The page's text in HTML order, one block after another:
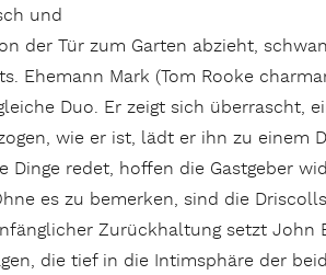
und
der Tür zum Garten abzieht,
Ehemann Mark (Tom Rooke
Duo. Er zeigt sich überrascht,
wie er ist, lädt er ihn zu einem
Dinge redet, hoffen die Gastgeber
es zu bemerken, sind die
Zurückhaltung setzt John
die tief in die Intimsphäre der